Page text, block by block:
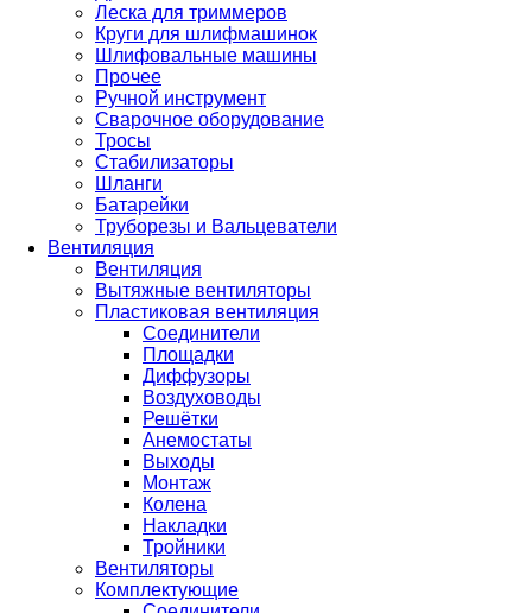
Леска для триммеров
Круги для шлифмашинок
Шлифовальные машины
Прочее
Ручной инструмент
Сварочное оборудование
Тросы
Стабилизаторы
Шланги
Батарейки
Труборезы и Вальцеватели
Вентиляция
Вентиляция
Вытяжные вентиляторы
Пластиковая вентиляция
Соединители
Площадки
Диффузоры
Воздуховоды
Решётки
Анемостаты
Выходы
Монтаж
Колена
Накладки
Тройники
Вентиляторы
Комплектующие